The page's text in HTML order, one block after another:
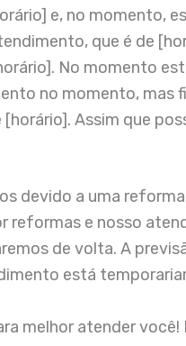
e, no momento,
que é de
No momento
no momento,
Assim que
devido a uma
reformas e nosso
de volta. A
está
melhor atender